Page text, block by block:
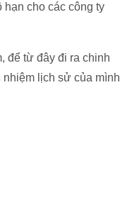
hạn cho các công ty
để từ đây đi ra chinh
lịch sử của mình